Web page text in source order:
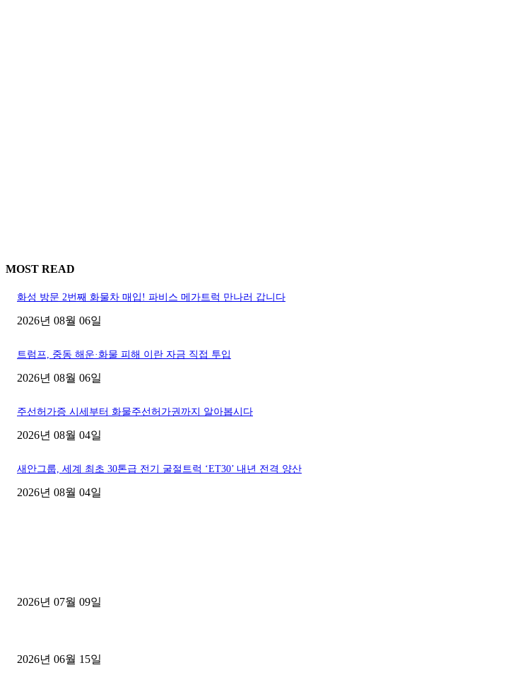
MOST READ
화성 방문 2번째 화물차 매입! 파비스 메가트럭 만나러 갑니다
2026년 08월 06일
트럼프, 중동 해운·화물 피해 이란 자금 직접 투입
2026년 08월 06일
주선허가증 시세부터 화물주선허가권까지 알아봅시다
2026년 08월 04일
새안그룹, 세계 최초 30톤급 전기 굴절트럭 ‘ET30’ 내년 전격 양산
2026년 08월 04일
2026년 07월 09일
2026년 06월 15일